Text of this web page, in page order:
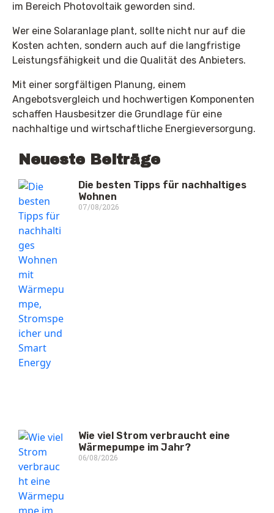
im Bereich Photovoltaik geworden sind.
Wer eine Solaranlage plant, sollte nicht nur auf die
Kosten achten, sondern auch auf die langfristige
Leistungsfähigkeit und die Qualität des Anbieters.
Mit einer sorgfältigen Planung, einem
Angebotsvergleich und hochwertigen Komponenten
schaffen Hausbesitzer die Grundlage für eine
nachhaltige und wirtschaftliche Energieversorgung.
Neueste Beiträge
Die besten Tipps für nachhaltiges
Wohnen
07/08/2026
Wie viel Strom verbraucht eine
Wärmepumpe im Jahr?
06/08/2026